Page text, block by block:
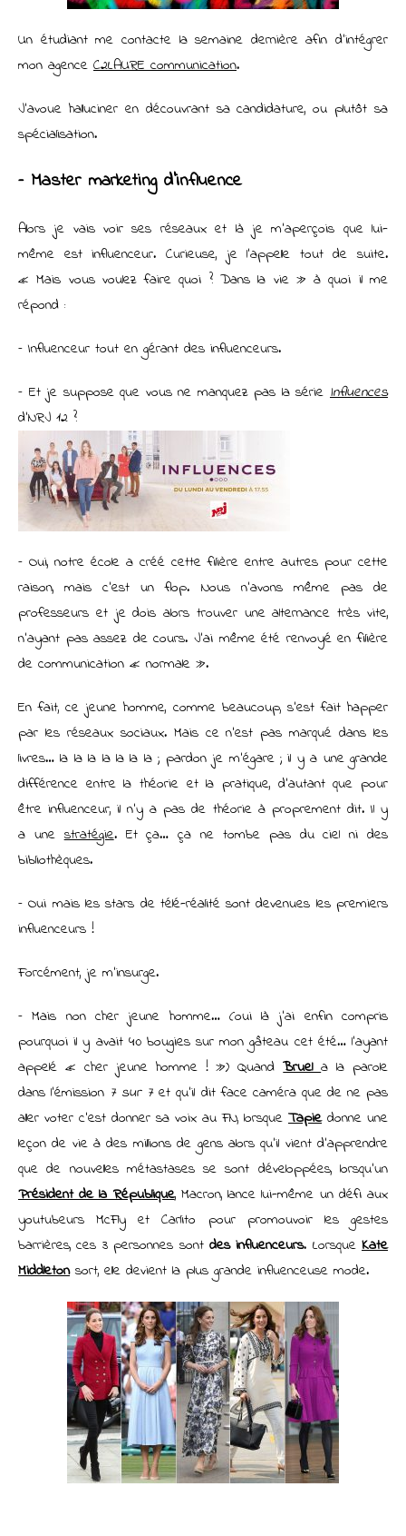
Un étudiant me contacte la semaine dernière afin d’intégrer
mon agence C2LAURE communication.
J’avoue halluciner en découvrant sa candidature, ou plutôt sa
spécialisation.
– Master marketing d’influence
Alors je vais voir ses réseaux et là je m’aperçois que lui-
même est influenceur. Curieuse, je l’appelle tout de suite.
« Mais vous voulez faire quoi ? Dans la vie » à quoi il me
répond :
– Influenceur tout en gérant des influenceurs.
– Et je suppose que vous ne manquez pas la série Influences
d’NRJ 12 ?
– Oui, notre école a créé cette filière entre autres pour cette
raison, mais c’est un flop. Nous n’avons même pas de
professeurs et je dois alors trouver une alternance très vite,
n’ayant pas assez de cours. J’ai même été renvoyé en filière
de communication « normale ».
En fait, ce jeune homme, comme beaucoup, s’est fait happer
par les réseaux sociaux. Mais ce n’est pas marqué dans les
livres… la la la la la la la ; pardon je m’égare ; il y a une grande
différence entre la théorie et la pratique, d’autant que pour
être influenceur, il n’y a pas de théorie à proprement dit. Il y
a unestratégie. Et ça… ça ne tombe pas du ciel ni des
bibliothèques.
– Oui mais les stars de télé-réalité sont devenues les premiers
influenceurs !
Forcément, je m’insurge.
– Mais non cher jeune homme… (oui là j’ai enfin compris
pourquoi il y avait 40 bougies sur mon gâteau cet été… l’ayant
appelé « cher jeune homme ! ») QuandBruela la parole
dans l’émission 7 sur 7et qu’il dit face caméra que de ne pas
aller voter c’est donner sa voix au FN, lorsque Tapiedonne une
leçon de vie à des millions de gens alors qu’il vient d’apprendre
que de nouvelles métastases se sont développées, lorsqu’un
Président de la République, Macron, lance lui-même un défi aux
youtubeurs McFly et Carlito pour promouvoir les gestes
barrières, ces 3 personnes sont des influenceurs. Lorsque Kate
Middletonsort, elle devient la plus grande influenceuse mode.